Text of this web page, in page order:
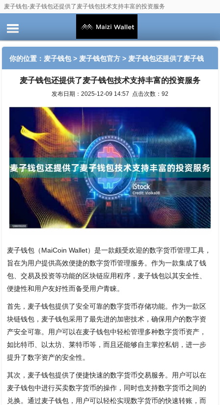
麦子钱包-麦子钱包还提供了麦子钱包技术支持丰富的投资服务
你的位置： 麦子钱包> 麦子钱包官方 > 麦子钱包还提供了麦子钱
包技术支持丰富的投资服务
麦子钱包还提供了麦子钱包技术支持丰富的投资服务
发布日期：2025-12-09 14:57 点击次数：92
麦子钱包（MaiCoin Wallet）是一款颇受欢迎的数字货币管理工具，
旨在为用户提供高效便捷的数字货币管理服务。作为一款集成了钱
包、交易及投资等功能的区块链应用程序，麦子钱包以其安全性、
便捷性和用户友好性而备受用户青睐。
首先，麦子钱包提供了安全可靠的数字货币存储功能。作为一款区
块链钱包，麦子钱包采用了最先进的加密技术，确保用户的数字资
产安全可靠。用户可以在麦子钱包中轻松管理多种数字货币资产，
如比特币、以太坊、莱特币等，而且还能够自主掌控私钥，进一步
提升了数字资产的安全性。
其次，麦子钱包提供了便捷快速的数字货币交易服务。用户可以在
麦子钱包中进行买卖数字货币的操作，同时也支持数字货币之间的
兑换。通过麦子钱包，用户可以轻松实现数字货币的快速转账，而